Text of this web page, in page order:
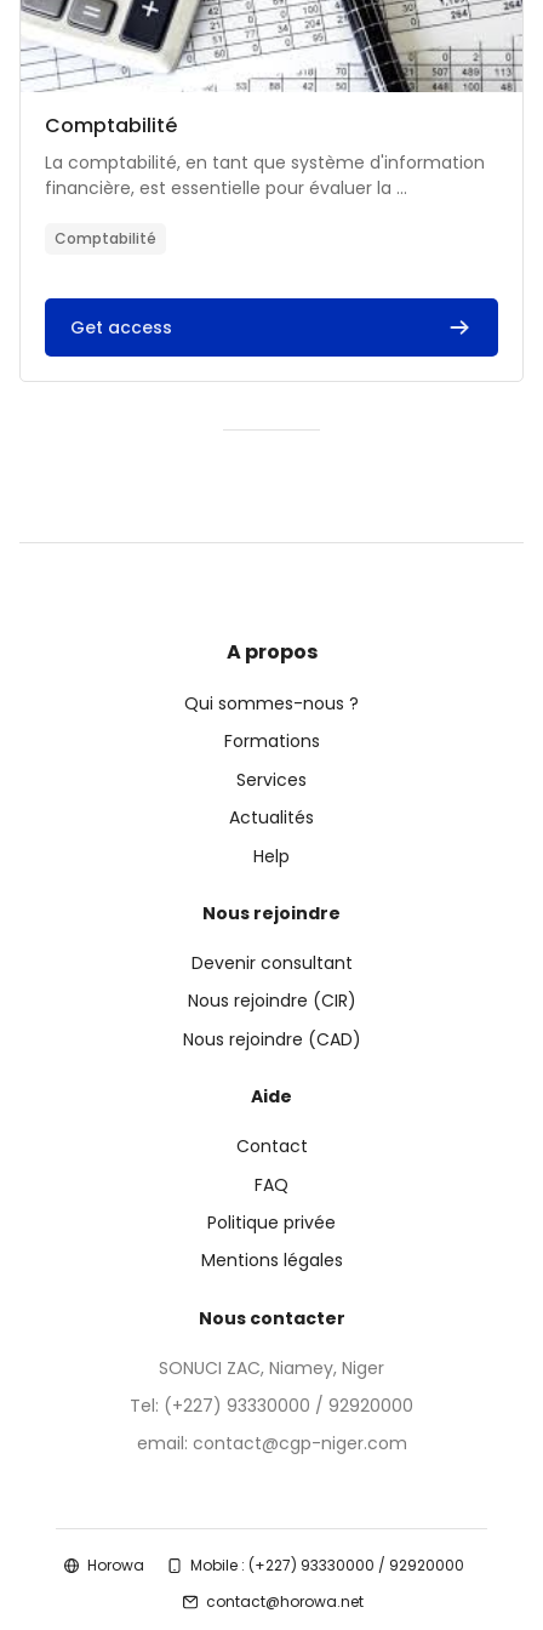
Catégorie de cours
Nom du cours
Comptabilité
Résumé du cours :
La comptabilité, en tant que système d'information
financière, est essentielle pour évaluer la ...
Comptabilité
Get access
A propos
Qui sommes-nous ?
Formations
Services
Actualités
Help
Nous rejoindre
Devenir consultant
Nous rejoindre (CIR)
Nous rejoindre (CAD)
Aide
Contact
FAQ
Politique privée
Mentions légales
Nous contacter
SONUCI ZAC, Niamey, Niger
Tel: (+227) 93330000 / 92920000
email: contact@cgp-niger.com
Horowa
Mobile : (+227) 93330000 / 92920000
contact@horowa.net